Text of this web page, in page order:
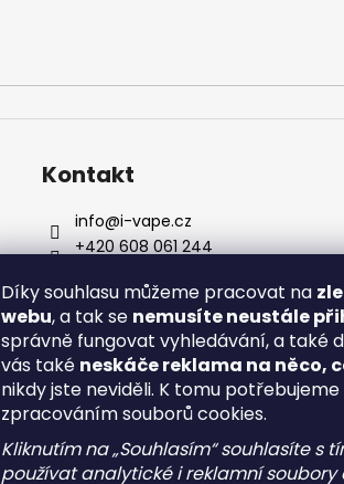
Díky souhlasu můžeme pracovat na
webu, a tak se nemusíte neustále
správně fungovat vyhledávání, a také
vás také neskáče reklama na něco,
nikdy jste neviděli. K tomu potřebujeme
zpracováním souborů cookies.
Kliknutím na „Souhlasím“ souhlasíte s
používat analytické i reklamní soubory
Kontakt
info@i-vape.cz
+420 608 061 244